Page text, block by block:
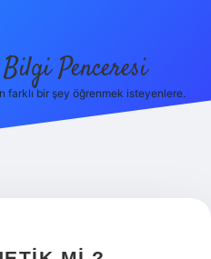
Bilgi Penceresi
farklı bir şey öğrenmek isteyenlere.